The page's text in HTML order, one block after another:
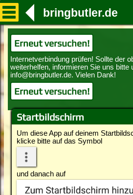
Startbildschirm
Um diese App auf deinem
klicke bitte auf das Symbol
und danach auf
bringbutler.de
Erneut versuchen!
Erneut versuchen!